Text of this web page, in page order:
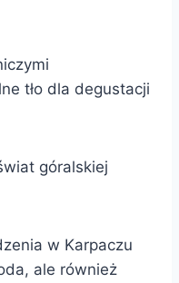
tło dla degustacji
góralskiej
w Karpaczu
ale również